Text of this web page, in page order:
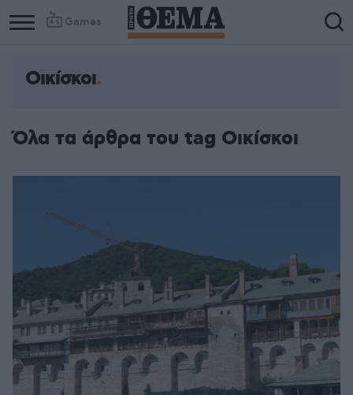
Games
Οικίσκοι
Όλα τα άρθρα του tag Οικίσκοι